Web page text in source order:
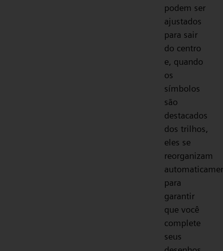
podem ser
ajustados
para sair
do centro
e, quando
os
símbolos
são
destacados
dos trilhos,
eles se
reorganizam
para
garantir
que você
complete
seus